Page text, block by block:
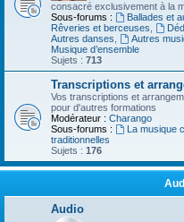
consacré exclusivement à la
Sous-forums :
Ballades et
Rêveries et berceuses
Autres danses
Autres
Musique d’ensemble
Sujets : 713
Transcriptions et
Vos transcriptions et
pour d'autres formations
Modérateur : Charango
Sous-forums :
La musique
traditionnelles
Sujets : 176
Audio